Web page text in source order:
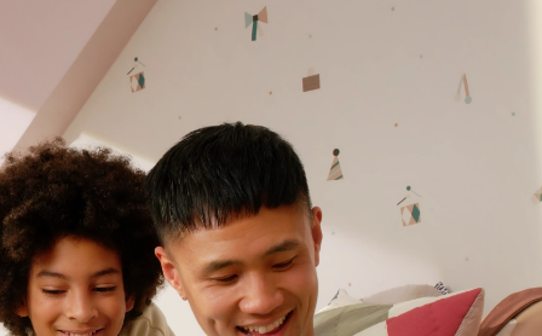
Se connecter
Profil de l'utilisateur
Mes commandes
Mes abonnements
NOUVEAU
FAQ™ Pure Beauty-Tech Elixir
BREAKING NEWS
issa™ Teeth Whitening Set
Langue
English Deutsch
Español
Français
Italiano
Polski
Svenska
Русский
Türkçe
简体中文